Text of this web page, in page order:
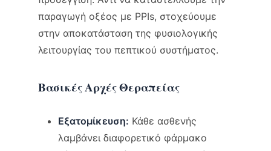
παραγωγή οξέος με PPIs, στοχεύουμε
στην αποκατάσταση της φυσιολογικής
λειτουργίας του πεπτικού συστήματος.
Βασικές Αρχές Θεραπείας
Εξατομίκευση: Κάθε ασθενής
λαμβάνει διαφορετικό φάρμακο